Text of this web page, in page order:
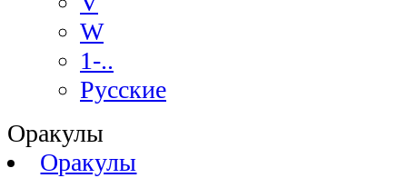
W
1-..
Русские
Оракулы
Оракулы